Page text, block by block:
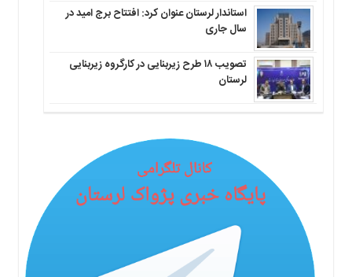
استاندار لرستان عنوان کرد: افتتاح برج امید در
سال جاری
تصویب ۱۸ طرح زیربنایی در کارگروه زیربنایی
لرستان